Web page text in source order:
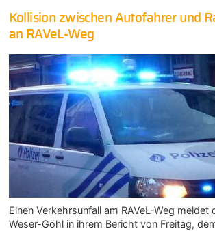
Kollision zwischen Autofahrer und
an RAVeL-Weg
Einen Verkehrsunfall am RAVeL-Weg meldet
Weser-Göhl in ihrem Bericht von Freitag,